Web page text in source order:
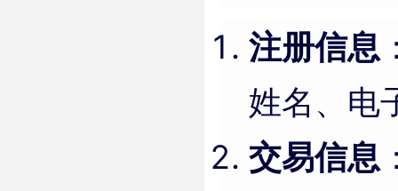
注册信息
姓名、电
交易信息